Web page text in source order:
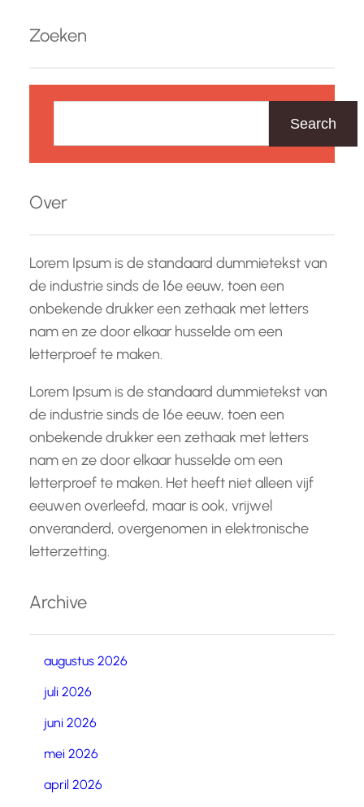
Zoeken
k
n
Search
Over
Lorem Ipsum is de standaard dummietekst van
de industrie sinds de 16e eeuw, toen een
onbekende drukker een zethaak met letters
nam en ze door elkaar husselde om een
letterproef te maken.
Lorem Ipsum is de standaard dummietekst van
de industrie sinds de 16e eeuw, toen een
onbekende drukker een zethaak met letters
nam en ze door elkaar husselde om een
letterproef te maken. Het heeft niet alleen vijf
eeuwen overleefd, maar is ook, vrijwel
onveranderd, overgenomen in elektronische
letterzetting.
Archive
augustus 2026
juli 2026
juni 2026
mei 2026
april 2026